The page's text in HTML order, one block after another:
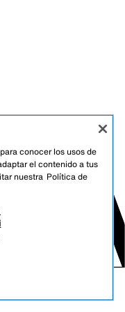
conocer los usos de
el contenido a tus
nuestra Política de